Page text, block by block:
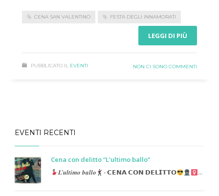
CENA SAN VALENTINO FESTA DEGLI INNAMORATI
LEGGI DI PIÙ
PUBBLICATO IL EVENTI NON CI SONO COMMENTI
EVENTI RECENTI
Cena con delitto “L’ultimo ballo”
𝑳’𝒖𝒍𝒕𝒊𝒎𝒐 𝒃𝒂𝒍𝒍𝒐
- 𝗖𝗘𝗡𝗔 𝗖𝗢𝗡 𝗗𝗘𝗟𝗜𝗧𝗧𝗢 ...